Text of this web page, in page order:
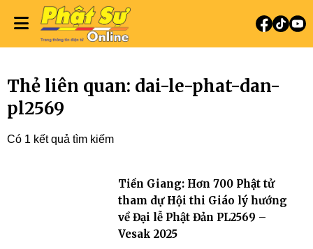
Thẻ liên quan: dai-le-phat-dan-
pl2569
Có 1 kết quả tìm kiếm
Tiền Giang: Hơn 700 Phật tử
tham dự Hội thi Giáo lý hướng
về Đại lễ Phật Đản PL2569 –
Vesak 2025